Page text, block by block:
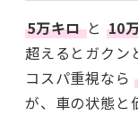
5万キロ と 10
超えるとガクン
コスパ重視なら
が、車の状態と